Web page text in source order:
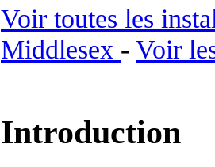
Voir toutes les
Middlesex - Voir
Introduction